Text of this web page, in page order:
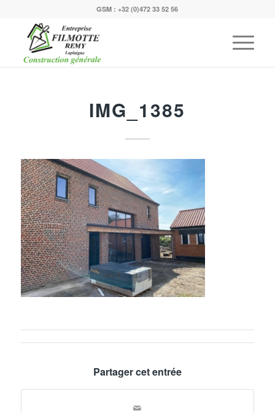
GSM :+32 (0)472 33 52 56
IMG_1385
Partager cet entrée